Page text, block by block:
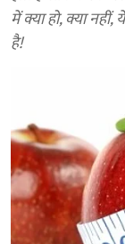
में क्या हो, क्या
है!